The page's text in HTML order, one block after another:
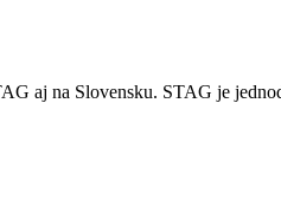
aj na Slovensku. STAG je